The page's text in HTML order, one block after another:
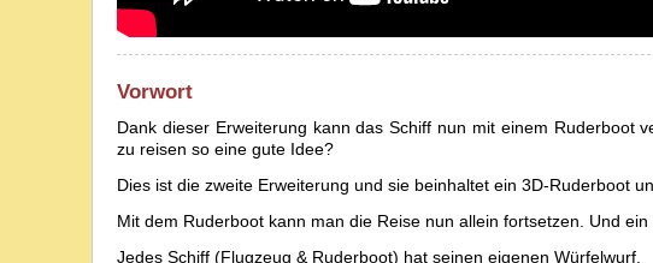
Vorwort
Dank dieser Erweiterung kann das Schiff nun mit einem Ruderboot
zu reisen so eine gute Idee?
Dies ist die zweite Erweiterung und sie beinhaltet ein 3D-Ruderboot
Mit dem Ruderboot kann man die Reise nun allein fortsetzen. Und
Jedes Schiff (Flugzeug & Ruderboot) hat seinen eigenen Würfelwurf.